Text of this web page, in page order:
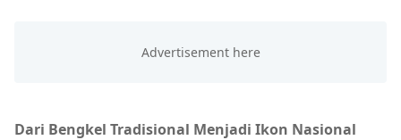
Dari Bengkel Tradisional Menjadi Ikon Nasional